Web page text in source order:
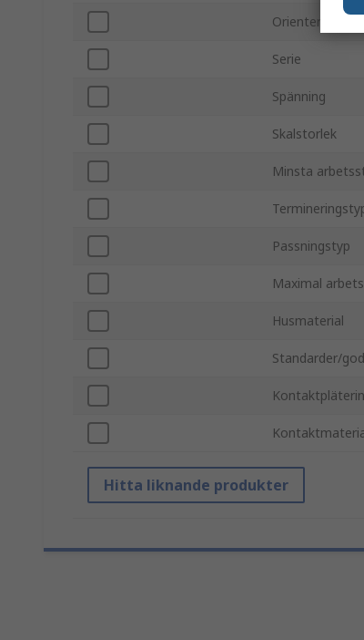
Orientering
Serie
Spänning
Skalstorlek
Minsta
Passningstyp
Maximal
Husmaterial
Standarder/
Hitta liknande produkter